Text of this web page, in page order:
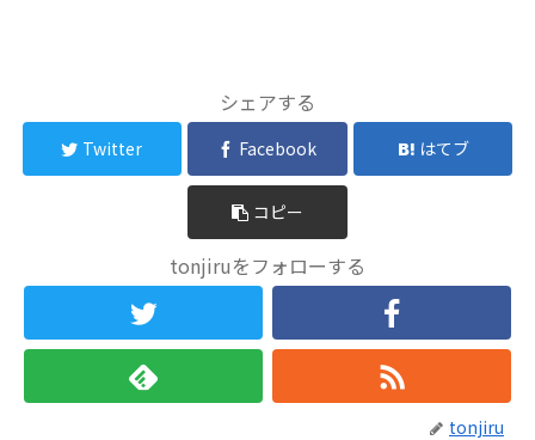
シェアする
Twitter Facebook はてブ
コピー
tonjiruをフォローする
tonjiru